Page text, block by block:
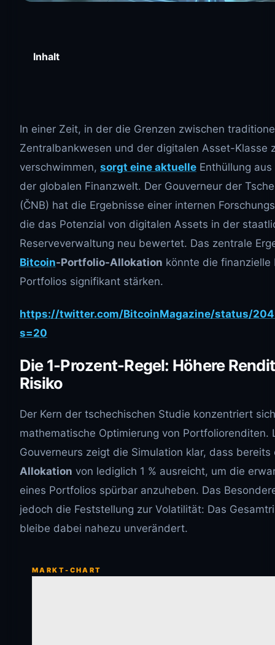
Inhalt
In einer Zeit, in der die Grenzen zwischen
Zentralbankwesen und der digitalen Asset-Klasse
verschwimmen, sorgt eine aktuelle Enthüllung
der globalen Finanzwelt. Der Gouverneur der
(ČNB) hat die Ergebnisse einer internen
die das Potenzial von digitalen Assets in der
Reserveverwaltung neu bewertet. Das zentrale
Bitcoin-Portfolio-Allokation könnte die finanzielle
Portfolios signifikant stärken.
https://twitter.com/BitcoinMagazine/status/
s=20
Die 1-Prozent-Regel: Höhere
Risiko
Der Kern der tschechischen Studie konzentriert
mathematische Optimierung von Portfoliorenditen.
Gouverneurs zeigt die Simulation klar, dass
Allokation von lediglich 1 % ausreicht, um die
eines Portfolios spürbar anzuheben. Das
jedoch die Feststellung zur Volatilität: Das
bleibe dabei nahezu unverändert.
MARKT-CHART